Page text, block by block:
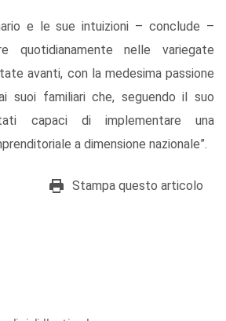
e le sue intuizioni – conclude –
quotidianamente nelle variegate
avanti, con la medesima passione
suoi familiari che, seguendo il suo
capaci di implementare una
a dimensione nazionale”.
Stampa questo articolo